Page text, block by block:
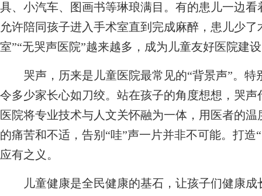
具、小汽车、图画书等琳琅满目。有的患儿一边
允许陪同孩子进入手术室直到完成麻醉，患儿少
室”“无哭声医院”越来越多，成为儿童友好医院建
哭声，历来是儿童医院最常见的“背景声”。特
令多少家长心如刀绞。站在孩子的角度想想，哭
医院将专业技术与人文关怀融为一体，用医者的
的痛苦和不适，告别“哇”声一片并非不可能。打造
应有之义。
儿童健康是全民健康的基石，让孩子们健康成